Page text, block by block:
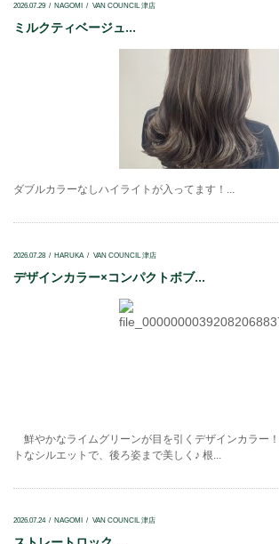
2026.07.29 NAGOMI VAN COUNCIL 津店
ミルクティベージュ...
ダブルカラーなしハイライトが入ってます！...
2026.07.28 HARUKA VAN COUNCIL 津店
デザインカラー×コンパクトボブ...
鮮やかなライムグリーンが目を引くデザインカラー
トなシルエットで、後ろ姿まで美しく♪ 根...
2026.07.24 NAGOMI VAN COUNCIL 津店